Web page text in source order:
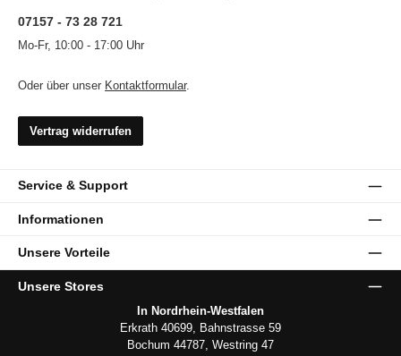
07157 - 73 28 721
Mo-Fr, 10:00 - 17:00 Uhr
Oder über unser Kontaktformular.
Vertrag widerrufen
Service & Support
Informationen
Unsere Vorteile
Unsere Stores
In Nordrhein-Westfalen
Erkrath 40699, Bahnstrasse 59
Bochum 44787, Westring 47